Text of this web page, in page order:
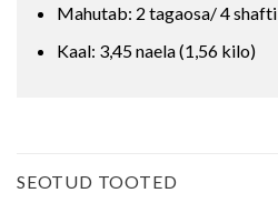
Mahutab: 2 tagaosa/ 4 shafti
Kaal: 3,45 naela (1,56 kilo)
SEOTUD TOOTED